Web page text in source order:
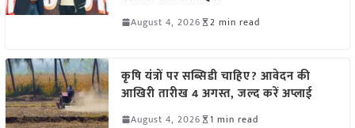
August 4, 2026 2 min read
कृषि यंत्रों पर सब्सिडी चाहिए? आवेदन की
आखिरी तारीख 4 अगस्त, जल्द करें अप्लाई
August 4, 2026 1 min read